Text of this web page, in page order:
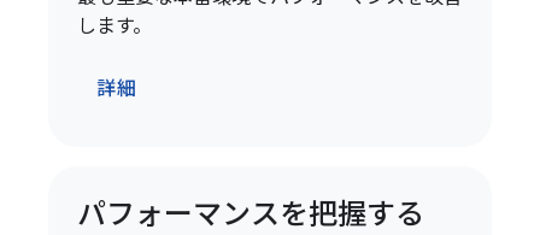
します。
詳細
パフォーマンスを把握する